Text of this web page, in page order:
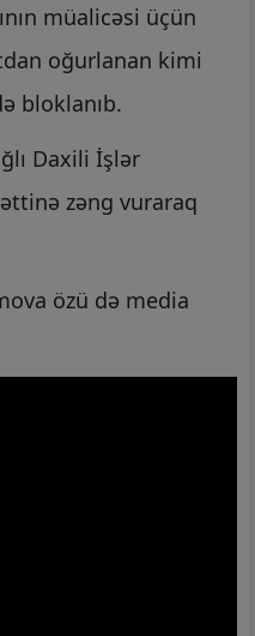
müalicəsi üçün
oğurlanan kimi
bloklanıb.
Daxili İşlər
zəng vuraraq
özü də media